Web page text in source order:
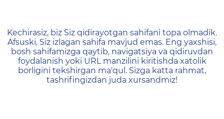
404 — Страница не
Kechirasiz, biz Siz qidirayotgan sahifani topa olmadik.
Afsuski, Siz izlagan sahifa mavjud emas. Eng yaxshisi,
bosh sahifamizga qaytib, navigatsiya va qidiruvdan
foydalanish yoki URL manzilini kiritishda xatolik
borligini tekshirgan ma'qul. Sizga katta rahmat,
tashrifingizdan juda xursandmiz!